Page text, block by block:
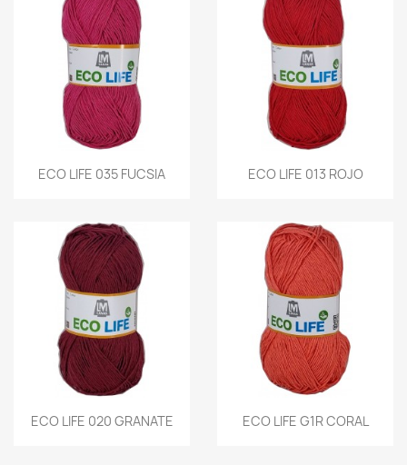
ECO LIFE 035 FUCSIA ECO LIFE 013 ROJO
ECO LIFE 020 GRANATE ECO LIFE G1R CORAL